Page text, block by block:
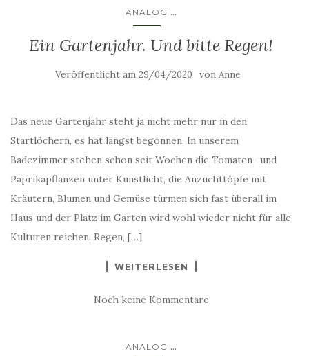
ANALOG ...
Ein Gartenjahr. Und bitte Regen!
Veröffentlicht am 29/04/2020 von Anne
Das neue Gartenjahr steht ja nicht mehr nur in den
Startlöchern, es hat längst begonnen. In unserem
Badezimmer stehen schon seit Wochen die Tomaten- und
Paprikapflanzen unter Kunstlicht, die Anzuchttöpfe mit
Kräutern, Blumen und Gemüse türmen sich fast überall im
Haus und der Platz im Garten wird wohl wieder nicht für alle
Kulturen reichen. Regen, […]
WEITERLESEN
Noch keine Kommentare
ANALOG ...